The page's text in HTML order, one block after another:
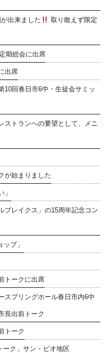
出来ました 取り敢えず限定
期総会に出席
出席
10回春日市6中・生徒会サミッ
ストランへの要望として、メニ
が始まりました
」
ブレイクス」の15周年記念コン
プ」
トークに出席
スプリングホール春日市内6中
長出前トーク
トーク
ーク」サン・ビオ地区